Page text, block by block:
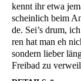
kennt ihr etwa
schein­lich beim
de. Sei’s drum,
ren hat man eh
son­dern lie­ber
Frei­bad zu